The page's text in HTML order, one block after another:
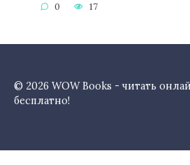
0 17
© 2026 WOW Books - читать
бесплатно!